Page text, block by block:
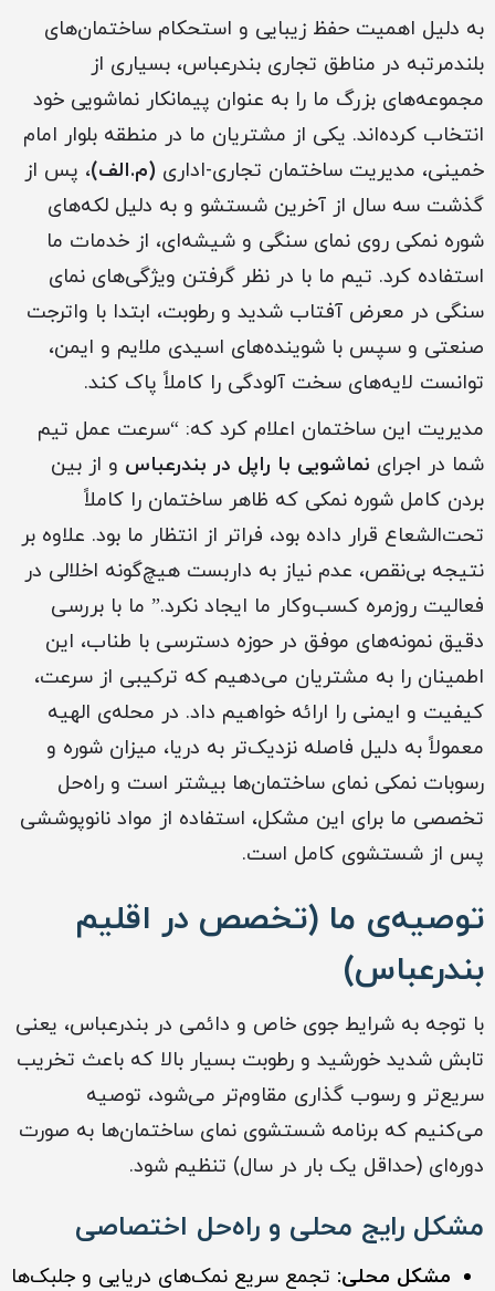
به دلیل اهمیت حفظ زیبایی و استحکام ساختمان‌های
بلندمرتبه در مناطق تجاری بندرعباس، بسیاری از
مجموعه‌های بزرگ ما را به عنوان پیمانکار نماشویی خود
انتخاب کرده‌اند. یکی از مشتریان ما در منطقه بلوار امام
خمینی، مدیریت ساختمان تجاری-اداری (م.الف)، پس از
گذشت سه سال از آخرین شستشو و به دلیل لکه‌های
شوره نمکی روی نمای سنگی و شیشه‌ای، از خدمات ما
استفاده کرد. تیم ما با در نظر گرفتن ویژگی‌های نمای
سنگی در معرض آفتاب شدید و رطوبت، ابتدا با واترجت
صنعتی و سپس با شوینده‌های اسیدی ملایم و ایمن،
توانست لایه‌های سخت آلودگی را کاملاً پاک کند.
مدیریت این ساختمان اعلام کرد که: “سرعت عمل تیم
شما در اجرای نماشویی با راپل در بندرعباس و از بین
بردن کامل شوره نمکی که ظاهر ساختمان را کاملاً
تحت‌الشعاع قرار داده بود، فراتر از انتظار ما بود. علاوه بر
نتیجه بی‌نقص، عدم نیاز به داربست هیچ‌گونه اخلالی در
فعالیت روزمره کسب‌وکار ما ایجاد نکرد.” ما با بررسی
دقیق نمونه‌های موفق در حوزه دسترسی با طناب، این
اطمینان را به مشتریان می‌دهیم که ترکیبی از سرعت،
کیفیت و ایمنی را ارائه خواهیم داد. در محله‌ی الهیه
معمولاً به دلیل فاصله نزدیک‌تر به دریا، میزان شوره و
رسوبات نمکی نمای ساختمان‌ها بیشتر است و راه‌حل
تخصصی ما برای این مشکل، استفاده از مواد نانوپوششی
پس از شستشوی کامل است.
توصیه‌ی ما (تخصص در اقلیم
بندرعباس)
با توجه به شرایط جوی خاص و دائمی در بندرعباس، یعنی
تابش شدید خورشید و رطوبت بسیار بالا که باعث تخریب
سریع‌تر و رسوب گذاری مقاوم‌تر می‌شود، توصیه
می‌کنیم که برنامه شستشوی نمای ساختمان‌ها به صورت
دوره‌ای (حداقل یک بار در سال) تنظیم شود.
مشکل رایج محلی و راه‌حل اختصاصی
مشکل محلی: تجمع سریع نمک‌های دریایی و جلبک‌ها